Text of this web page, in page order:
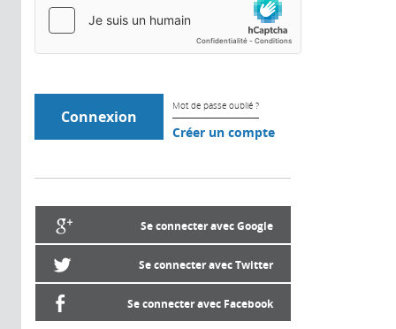
Mot de passe oublié ?
Créer un compte
Se connecter avec Google
Se connecter avec Twitter
Se connecter avec Facebook